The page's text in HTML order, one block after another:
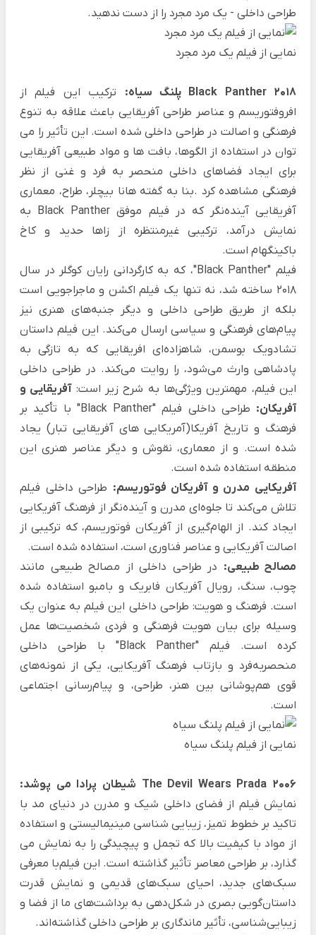
طراحی داخلی - یک مرد مجرد را از دست ندهید.
نمایی از فیلم یک مرد مجرد
Black Panther 2018 پلنگ سیاه:
ترکیب این فیلم از
افروفتوریسم و عناصر طراحی آفریقایی باعث علاقه به تنوع
فرهنگی و اصالت در طراحی داخلی شده است. این تأثیر را می
توان در استفاده از الگوها، بافت ها و مواد طبیعی آفریقایی
برای ایجاد فضاهای داخلی منحصر به فرد و غنی از نظر
فرهنگی مشاهده کرد .بنا به گفته هانا بیچلر، طراح، معماری
آفریقایی آینده‌نگر که در فیلم موفق Black Panther به
نمایش درآمد، ترکیبی غیرمنتظره از زاها حدید و کاخ
باکینگهام است.
فیلم "Black Panther"، که به کارگردانی رایان کوگلر در سال
2018 ساخته شد، نه تنها یک فیلم اکشن و ماجراجویی است
بلکه از طریق طراحی داخلی و دیگر جنبه‌های هنری نیز
پیام‌های فرهنگی و سیاسی ارسال می‌کند. این فیلم داستان
تشادویک بوسمن، شاهزاده‌ای افریقایی که به تازگی به
پادشاهی وارث می‌شود، را روایت می‌کند. در طراحی داخلی
این فیلم، مهمترین ویژگی‌ها به شرح زیر است:آفریقایی و
آفریکان:
طراحی داخلی فیلم "Black Panther" با تأکید بر
فرهنگ و تاریخ آفریکا(آمریکایی های آفریقایی تبار) یجاد
شده است. و از معماری، نقوش و دیگر عناصر هنری این
منطقه استفاده شده است.
آفریکایی مدرن و آفریکان فوتوریسم: طراحی داخلی فیلم
تلاش می‌کند تا جلوه‌ای مدرن و آینده‌نگر از فرهنگ آفریکایی
ایجاد کند. از الهام‌گیری از آفریکان فوتوریسم، که ترکیبی از
اصالت آفریکایی و عناصر فناوری است، استفاده شده است.
مصالح طبیعی: در طراحی داخلی از مصالح طبیعی مانند
چوب، سنگ، رویال آفریکان فابریک و بامبو استفاده شده
است. فرهنگ و هویت: طراحی داخلی این فیلم به عنوان یک
وسیله برای بیان هویت فرهنگی و فردی شخصیت‌ها عمل
کرده است. فیلم "Black Panther" با طراحی داخلی
منحصربه‌فرد و بازتاب فرهنگ آفریکایی، یکی از نمونه‌های
قوی هم‌پوشانی بین هنر، طراحی، و پیام‌رسانی اجتماعی
است.
نمایی از فیلم پلنگ سیاه
The Devil Wears Prada 2006 شیطان پرادا می پوشد:
نمایش فیلم از فضای داخلی شیک و مدرن در دنیای مد با
تاکید بر خطوط تمیز، زیبایی شناسی مینیمالیستی و استفاده
از مواد با کیفیت بالا که تجمل و پیچیدگی را به نمایش می
گذارد، بر طراحی معاصر تأثیر گذاشته است. این فیلم‌با معرفی
سبک‌های جدید، احیای سبک‌های قدیمی و نمایش قدرت
داستان‌گویی بصری در شکل‌دهی به برداشت‌های ما از فضا و
زیبایی‌شناسی، تأثیر ماندگاری بر طراحی داخلی گذاشته‌اند.